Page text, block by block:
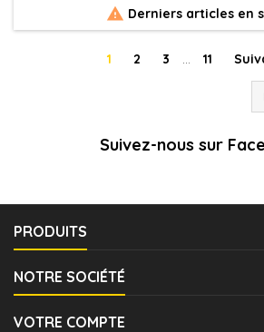
 Derniers articles en
1 2 3 … 11
Suivez-nous sur
PRODUITS
NOTRE SOCIÉTÉ
VOTRE COMPTE